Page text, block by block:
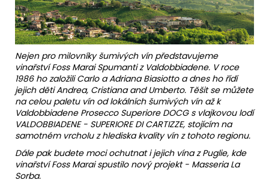
Nejen pro milovníky šumivých vín představujeme
vinařství Foss Marai Spumanti z Valdobbiadene. V roce
1986 ho založili Carlo a Adriana Biasiotto a dnes ho řídí
jejich děti Andrea, Cristiana and Umberto. Těšit se můžete
na celou paletu vín od lokálních šumivých vín až k
Valdobbiadene Prosecco Superiore DOCG s vlajkovou lodí
VALDOBBIADENE - SUPERIORE DI CARTIZZE, stojícím na
samotném vrcholu z hlediska kvality vín z tohoto regionu.
Dále pak budete moci ochutnat i jejich vína z Puglie, kde
vinařství Foss Marai spustilo nový projekt - Masseria La
Sorba.